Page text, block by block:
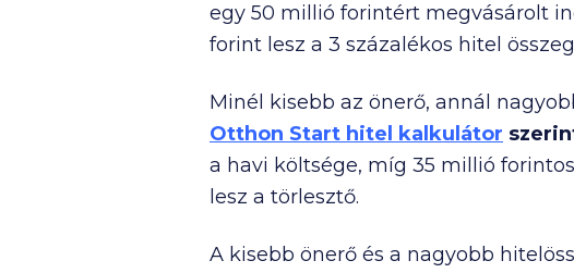
egy 50 millió forintért megvásárolt
forint lesz a 3 százalékos hitel
Minél kisebb az önerő, annál
Otthon Start hitel kalkulátor
a havi költsége, míg 35 millió
lesz a törlesztő.
A kisebb önerő és a nagyobb